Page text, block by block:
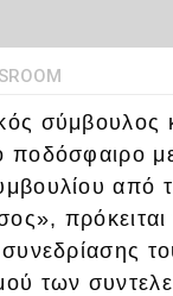
σύμβουλος
ποδόσφαιρο
από
συνεδρίασης
των